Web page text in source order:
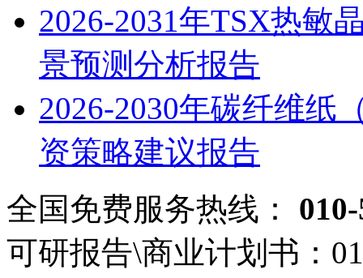
2026-2031年TSX热敏
景预测分析报告
2026-2030年碳纤维纸
资策略建议报告
全国免费服务热线：
可研报告\商业计划书：